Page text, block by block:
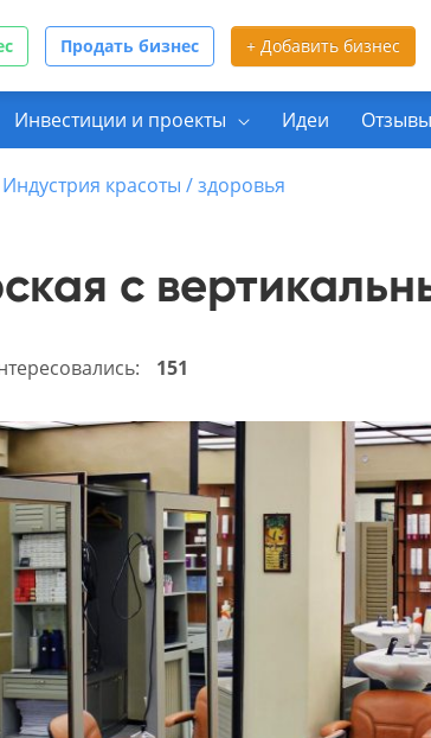
Продать бизнес + Добавить бизнес
Инвестиции и проекты Идеи Отзывы
Индустрия красоты / здоровья
с
151